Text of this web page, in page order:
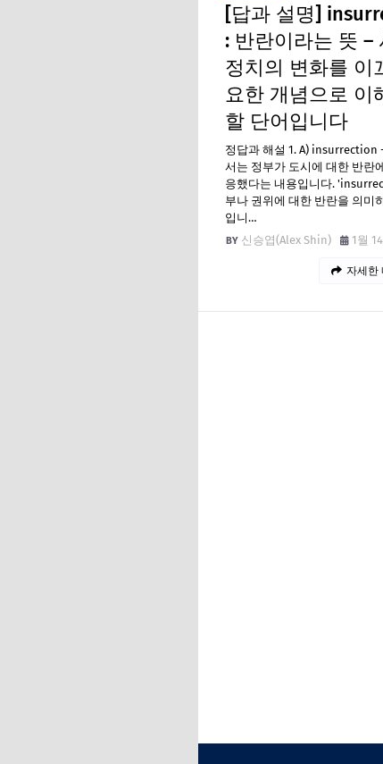
[답과 설명]
: 반란이라는 뜻 –
정치의 변화를 이
요한 개념으로 이
할 단어입니다
정답과 해설 1. A) insurrection
서는 정부가 도시에 대한 반란
응했다는 내용입니다.
부나 권위에 대한 반란을 의미
입니…
신승엽(Alex Shin)
1월
자세한